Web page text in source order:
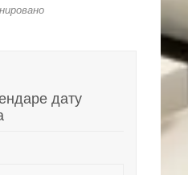
дату